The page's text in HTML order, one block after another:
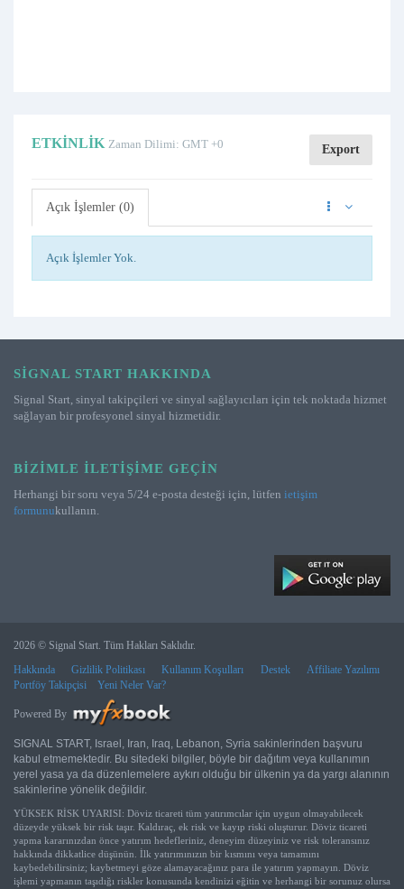
ETKINLIK Zaman Dilimi: GMT +0 Export
Açık İşlemler (0)
Açık İşlemler Yok.
SIGNAL START HAKKINDA
Signal Start, sinyal takipçileri ve sinyal sağlayıcıları için tek noktada hizmet
sağlayan bir profesyonel sinyal hizmetidir.
BIZIMLE İLETIŞIME GEÇIN
Herhangi bir soru veya 5/24 e-posta desteği için, lütfen ietişim
formunukullanın.
2026 © Signal Start. Tüm Hakları Saklıdır.
Hakkında
Gizlilik Politikası Kullanım Koşulları Destek
Affiliate Yazılımı
Portföy Takipçisi
Yeni Neler Var?
Powered By
SIGNAL START, Israel, Iran, Iraq, Lebanon, Syria sakinlerinden başvuru
kabul etmemektedir. Bu sitedeki bilgiler, böyle bir dağıtım veya kullanımın
yerel yasa ya da düzenlemelere aykırı olduğu bir ülkenin ya da yargı alanının
sakinlerine yönelik değildir.
YÜKSEK RİSK UYARISI: Döviz ticareti tüm yatırımcılar için uygun olmayabilecek
düzeyde yüksek bir risk taşır. Kaldıraç, ek risk ve kayıp riski oluşturur. Döviz ticareti
yapma kararınızdan önce yatırım hedefleriniz, deneyim düzeyiniz ve risk toleransınız
hakkında dikkatlice düşünün. İlk yatırımınızın bir kısmını veya tamamını
kaybedebilirsiniz; kaybetmeyi göze alamayacağınız para ile yatırım yapmayın. Döviz
işlemi yapmanın taşıdığı riskler konusunda kendinizi eğitin ve herhangi bir sorunuz olursa